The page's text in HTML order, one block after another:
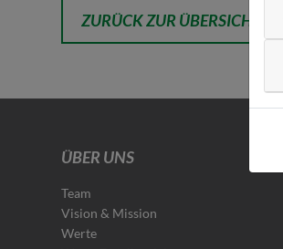
ZURÜCK ZUR ÜBERSICHT
ÜBER UNS
Team
Vision & Mission
Werte